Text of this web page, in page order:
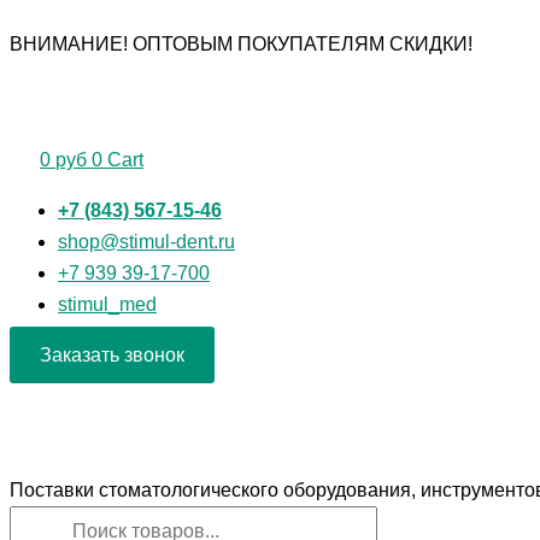
кВНИМАНИЕ! ОПТОВЫМ ПОКУПАТЕЛЯМ СКИДКИ!
0 руб 0 Cart
+7 (843) 567-15-46
shop@stimul-dent.ru
+7 939 39-17-700
stimul_med
Заказать звонок
Поставки стоматологического оборудования,
товаров
товаров
товара
Листону,
Surgicon